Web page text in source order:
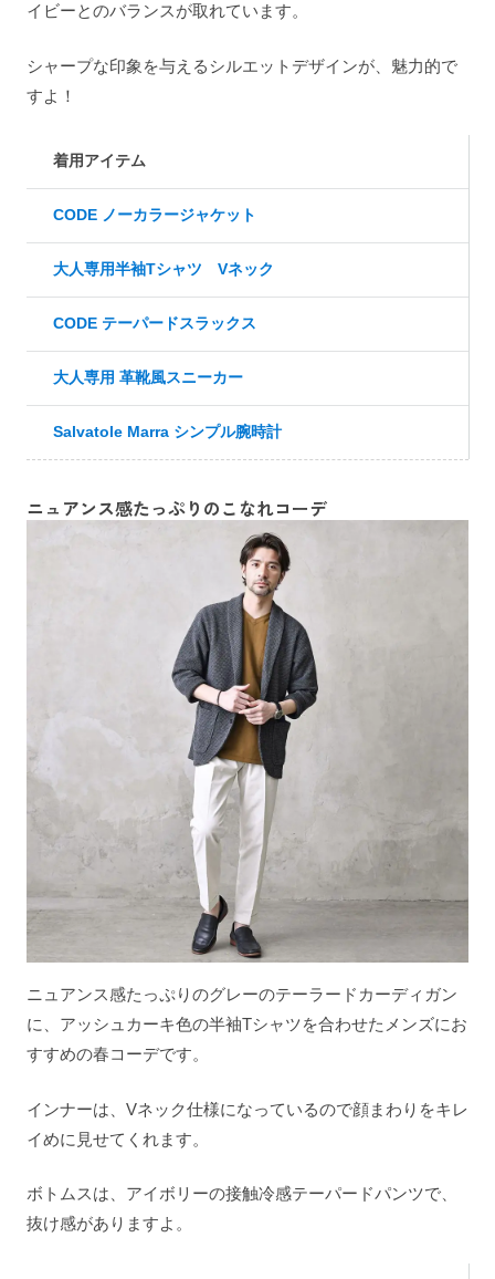
イビーとのバランスが取れています。
シャープな印象を与えるシルエットデザインが、魅力的で
すよ！
着用アイテム
CODE ノーカラージャケット
大人専用半袖Tシャツ Vネック
CODE テーパードスラックス
大人専用 革靴風スニーカー
Salvatole Marra シンプル腕時計
ニュアンス感たっぷりのこなれコーデ
ニュアンス感たっぷりのグレーのテーラードカーディガン
に、アッシュカーキ色の半袖Tシャツを合わせたメンズにお
すすめの春コーデです。
インナーは、Vネック仕様になっているので顔まわりをキレ
イめに見せてくれます。
ボトムスは、アイボリーの接触冷感テーパードパンツで、
抜け感がありますよ。